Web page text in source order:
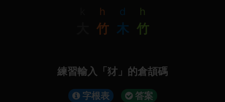
h
竹
d
木
h
竹
練習輸入「犲」的倉頡碼
字根表 答案